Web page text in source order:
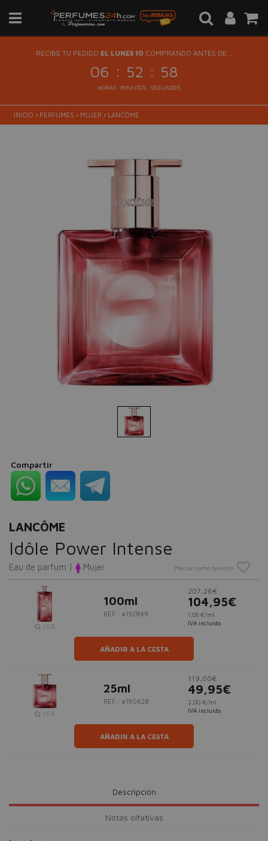
RECIBE TU PEDIDO EL LUNES 10 COMPRANDO ANTES DE...
06 : 52 : 58
HORAS MINUTOS SEGUNDOS
INICIO › PERFUMES › MUJER › LANCÔME
Compartir
LANCÔME
Idôle Power Intense
Eau de parfum | Mujer Marcar como favorito
VER
100ml
REF.: #192848
207,26€
104,95€
1,05 €/ml
IVA incluido
AÑADIR A LA CESTA
VER
25ml
REF.: #190628
119,00€
49,95€
2,00 €/ml
IVA incluido
AÑADIR A LA CESTA
Descripción
Notas olfativas